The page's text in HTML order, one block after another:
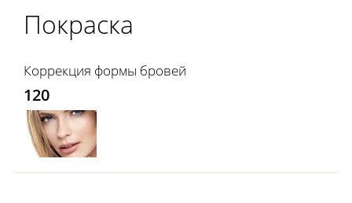
Покраска
Коррекция формы бровей
120